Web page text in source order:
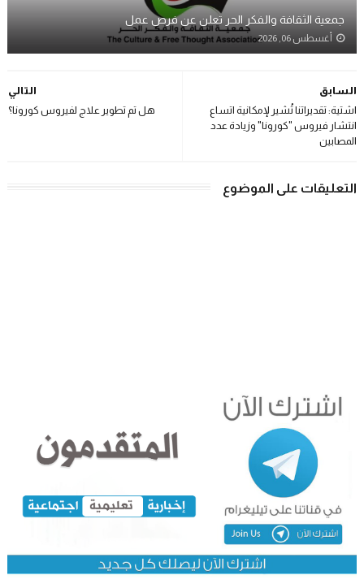
جمعية الثقافة والفكر الحر تعلن عن فرص عمل
أغسطس 06, 2026
التالي
هل تم تطوير علاج لفيروس كورونا؟
السابق
اشتية: تقديراتنا تُشير لإمكانية اتساع
انتشار فيروس "كورونا" وزيادة عدد
المصابين
التعليقات على الموضوع